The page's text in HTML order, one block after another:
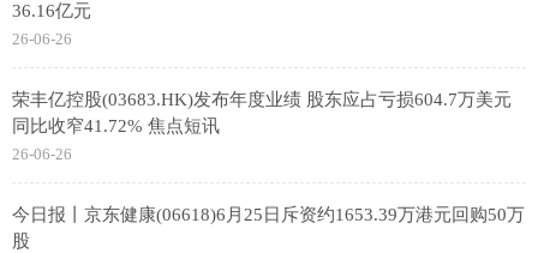
36.16亿元
26-06-26
荣丰亿控股(03683.HK)发布年度业绩 股东应占亏损604.7万美元
同比收窄41.72% 焦点短讯
26-06-26
今日报丨京东健康(06618)6月25日斥资约1653.39万港元回购50万
股